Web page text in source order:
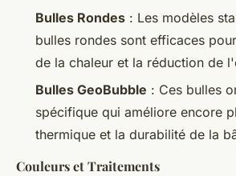
Bulles Rondes : Les modèles
bulles rondes sont efficaces
de la chaleur et la réduction de
Bulles GeoBubble : Ces bulles
spécifique qui améliore encore
thermique et la durabilité de la
Couleurs et Traitements